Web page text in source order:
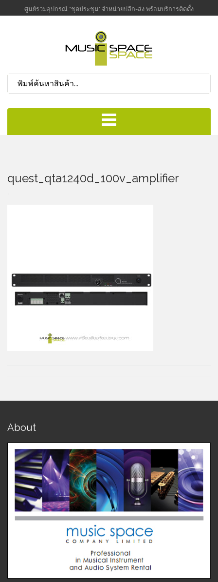
ศูนย์รวมอุปกรณ์ "ชุดประชุม" จำหน่ายปลีก-ส่ง พร้อมบริการติดตั้ง
quest_qta1240d_100v_amplifier
About